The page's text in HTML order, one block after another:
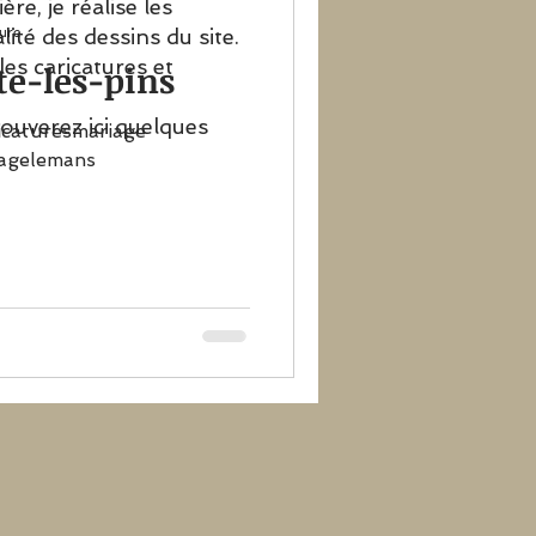
les-pins
je réalise les
des dessins du site.
caricatures et
ici quelques